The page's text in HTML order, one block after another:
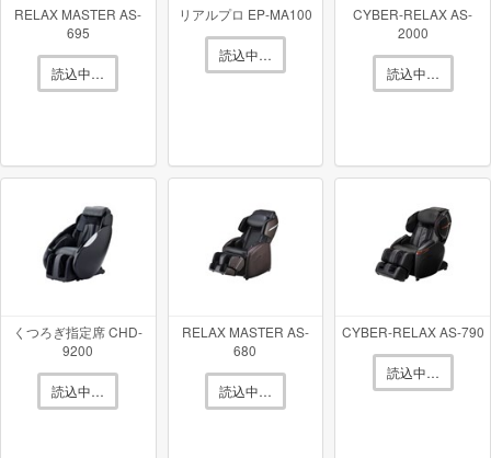
MASTER AS-R620 を買取価格相場 〜103500円で買取
致します！
スライヴのマッサージチェア 型番：くつろぎ指定
席 CHD-9124 を買取価格相場〜59400円
で買取致しま
す！
パナソニック のマッサージチェア 型番：マッサー
ジソファ EP-MP65 を買取価格相場 〜110000円で買取
致します！
RELAX MASTER AS-
695
読込中…
リアルプロ EP-MA100
読込中…
CYBER-RELAX AS-
2000
読込中…
くつろぎ指定席 CHD-
9200
読込中…
RELAX MASTER AS-
680
読込中…
CYBER-RELAX AS-790
読込中…